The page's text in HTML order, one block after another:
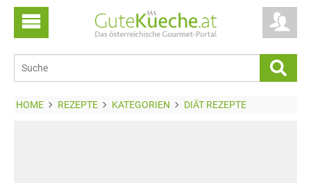
HOME REZEPTE KATEGORIEN DIÄT REZEPTE